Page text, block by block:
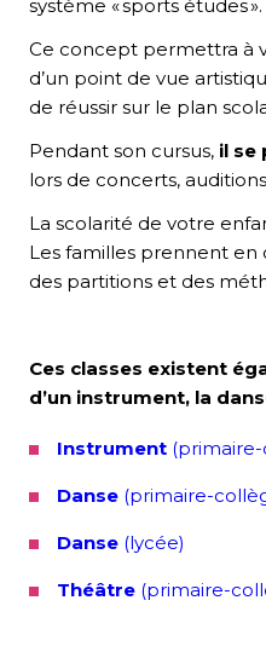
système « sports études ».
Ce concept permettra à
d’un point de vue
de réussir sur le plan
Pendant son cursus, il se
lors de concerts,
La scolarité de votre
Les familles prennent en
des partitions et des
Ces classes existent
d’un instrument, la
Instrument
Danse (primaire-
Danse (lycée)
Théâtre (primaire-